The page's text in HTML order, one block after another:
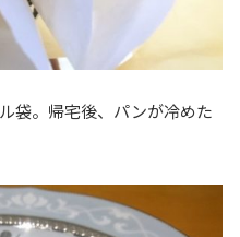
袋。帰宅後、パンが冷めた